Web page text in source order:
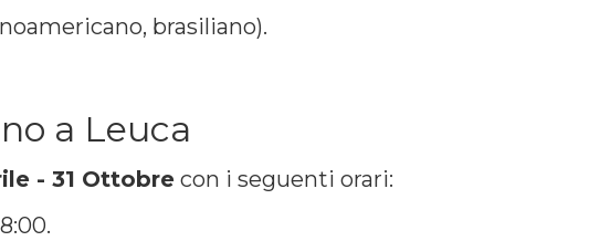
brasiliano).
a Leuca
- 31 Ottobre con i seguenti orari: